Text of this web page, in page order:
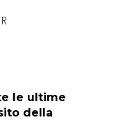
le ultime
della